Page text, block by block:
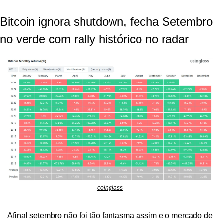
Bitcoin ignora shutdown, fecha Setembro
no verde com rally histórico no radar
coinglass
Afinal setembro não foi tão fantasma assim e o mercado de